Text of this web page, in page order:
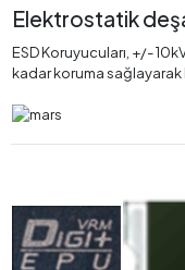
Elektrostatik
ESD Koruyucuları, +/-
kadar koruma sağlayarak